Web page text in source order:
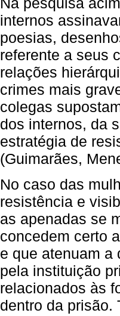
internos
poesias,
referente a seus
relações
crimes mais
colegas
dos internos, da
estratégia de
(Guimarães,
No caso das
resistência e
as apenadas se
concedem certo
e que atenuam a
pela instituição
relacionados às
dentro da prisão.